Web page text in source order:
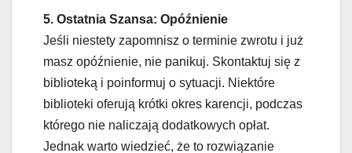
5. Ostatnia Szansa: Opóźnienie
Jeśli niestety zapomnisz o terminie zwrotu i już
masz opóźnienie, nie panikuj. Skontaktuj się z
biblioteką i poinformuj o sytuacji. Niektóre
biblioteki oferują krótki okres karencji, podczas
którego nie naliczają dodatkowych opłat.
Jednak warto wiedzieć, że to rozwiązanie